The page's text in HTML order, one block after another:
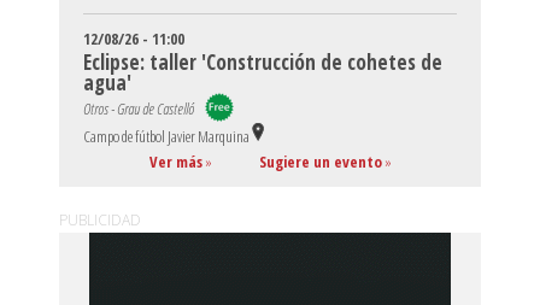
12/08/26 - 11:00
Eclipse: taller 'Construcción de cohetes de
agua'
Otros - Grau de Castelló
Campo de fútbol Javier Marquina
Ver más» Sugiere un evento»
PUBLICIDAD